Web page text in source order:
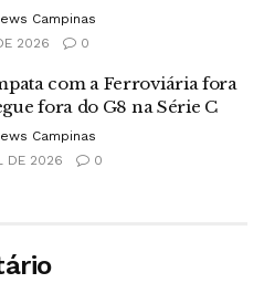
Campinas
2026
0
com a Ferroviária fora
fora do G8 na Série C
Campinas
DE 2026
0